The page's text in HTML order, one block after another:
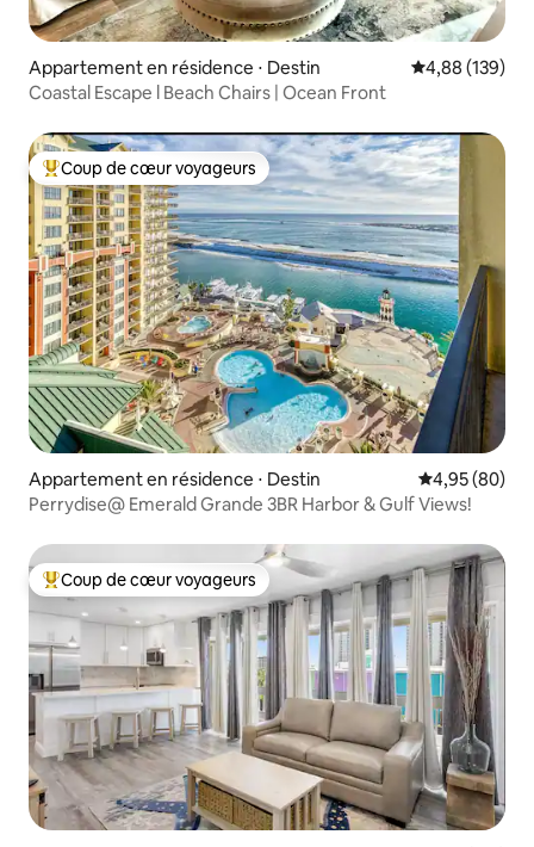
Appartement en résidence ⋅ Destin Évaluation
4,88 (139)
Coastal Escape l Beach Chairs | Ocean Front
Coups de cœur voyageurs les plus appréciés
Coup de cœur voyageurs
Appartement en résidence ⋅ Destin Évaluation
4,95 (80)
Perrydise@ Emerald Grande 3BR Harbor & Gulf Views!
Coups de cœur voyageurs les plus appréciés
Coup de cœur voyageurs